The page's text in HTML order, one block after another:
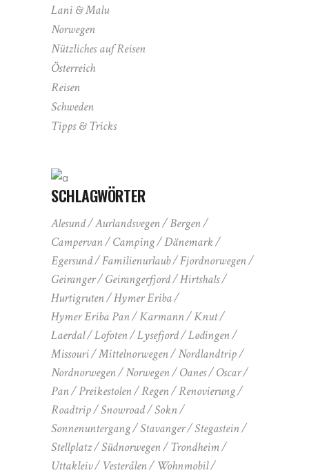
Lani & Malu
Norwegen
Nützliches auf Reisen
Österreich
Reisen
Schweden
Tipps & Tricks
SCHLAGWÖRTER
Alesund Aurlandsvegen
Bergen
Campervan
Camping
Dänemark
Egersund
Familienurlaub
Fjordnorwegen
Geiranger
Geirangerfjord
Hirtshals
Hurtigruten
Hymer Eriba
Hymer Eriba Pan
Karmann
Knut
Laerdal
Lofoten Lysefjord
Lødingen
Missouri
Mittelnorwegen
Nordlandtrip
Nordnorwegen
Norwegen Oanes
Oscar
Pan
Preikestolen Regen
Renovierung
Roadtrip
Snowroad
Sokn
Sonnenuntergang
Stavanger
Stegastein
Stellplatz
Südnorwegen
Trondheim
Uttakleiv
Vesterålen
Wohnmobil